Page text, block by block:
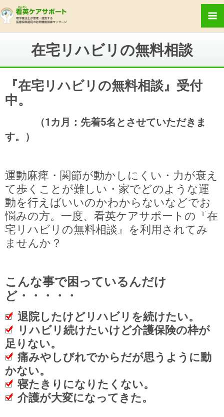
在宅リハビリの無料相談
『在宅リハビリの無料相談』受付
中。
（1カ月：先着5名とさせていただきま
す。）
運動麻痺・関節が動かしにくい・力が衰え
て歩くことが難しい・家でどのような運
動を行えばいいのかわからないなどでお
悩みの方。一度、看英ケアサポートの『在
宅リハビリの無料相談』を利用されてみ
ませんか？
こんな事で困っているんだけ
ど・・・・・
退院したけどリハビリを続けたい。
リハビリ続けたいけど介護保険の枠が
足りない。
痛みやしびれでからだが思うように動
かない。
寝たきりになりたくない。
介護が大変になってきた。